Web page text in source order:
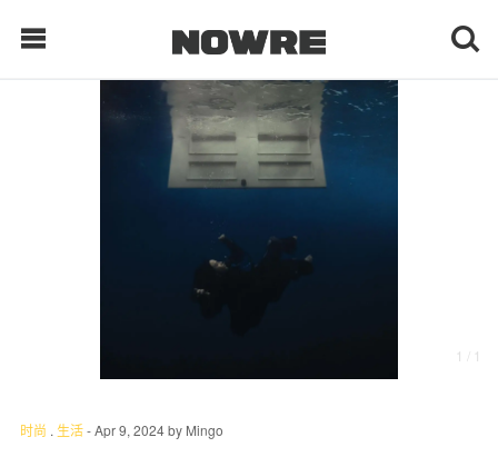
每日鲜榨
现客视点
球 鞋
1 / 1
时尚 . 生活-Apr 9, 2024by Mingo